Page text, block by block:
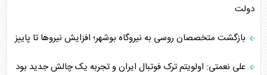
دولت
بازگشت متخصصان روسی به نیروگاه بوشهر؛ افزایش نیروها تا پاییز
علی نعمتی: اولویتم ترک فوتبال ایران و تجربه یک چالش جدید بود